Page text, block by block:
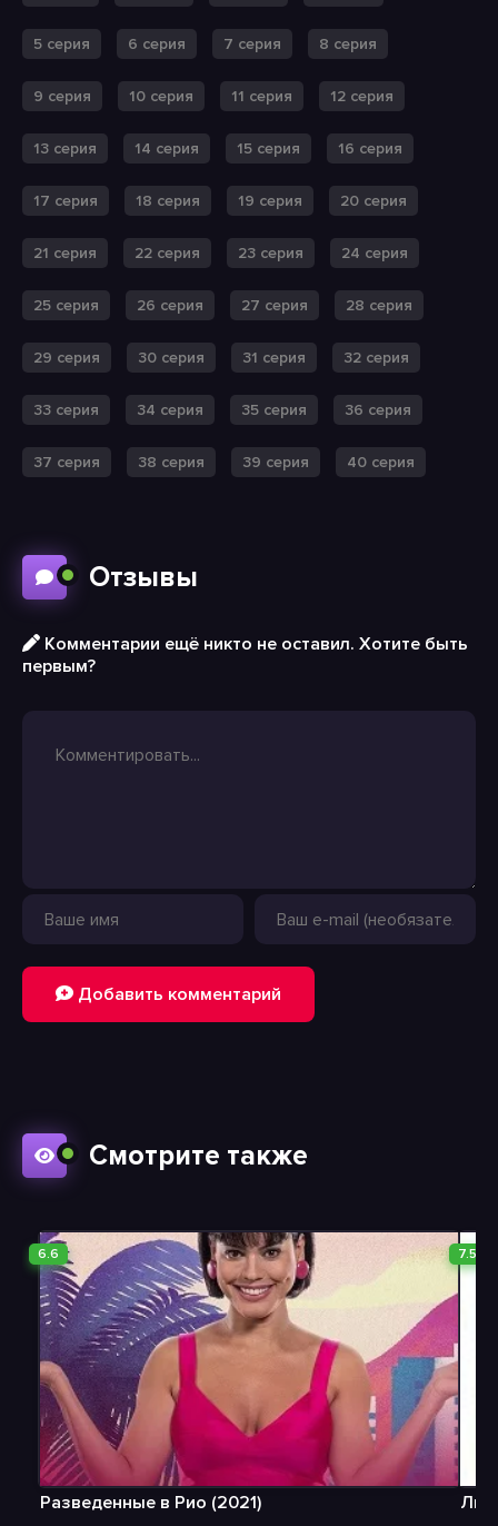
5 серия 6 серия 7 серия 8 серия
9 серия 10 серия 11 серия 12 серия
13 серия 14 серия 15 серия 16 серия
17 серия 18 серия 19 серия 20 серия
21 серия 22 серия 23 серия 24 серия
25 серия 26 серия 27 серия 28 серия
29 серия 30 серия 31 серия 32 серия
33 серия 34 серия 35 серия 36 серия
37 серия 38 серия 39 серия 40 серия
Отзывы
Комментарии ещё никто не оставил. Хотите быть
первым?
Добавить комментарий
Смотрите также
6.6
Разведенные в Рио (2021)
7.5